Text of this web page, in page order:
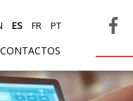
CONTACTOS
ES FR PT